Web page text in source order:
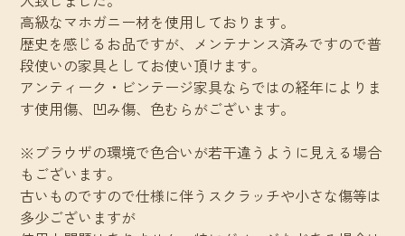
高級なマホガニー材を使用しております。
歴史を感じるお品ですが、メンテナンス済みですので普
段使いの家具としてお使い頂けます。
アンティーク・ビンテージ家具ならではの経年によりま
す使用傷、凹み傷、色むらがございます。
※ブラウザの環境で色合いが若干違うように見える場合
もございます。
古いものですので仕様に伴うスクラッチや小さな傷等は
多少ございますが